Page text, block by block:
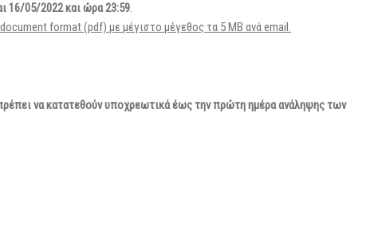
16/05/2022 και ώρα 23:59.
format (pdf) με μέγιστο μέγεθος τα 5 ΜΒ ανά email.
να κατατεθούν υποχρεωτικά έως την πρώτη ημέρα ανάληψης των